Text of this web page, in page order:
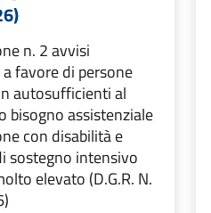
n. 2 avvisi
favore di persone
autosufficienti al
bisogno assistenziale
con disabilità e
sostegno intensivo
elevato (D.G.R. N.